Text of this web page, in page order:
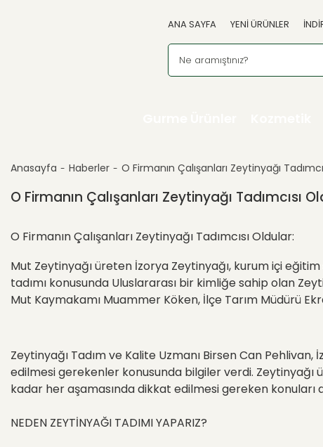
ANA SAYFA YENİ ÜRÜNLER
Anasayfa Haberler O Firmanın Çalışanları Zeytinyağı
O Firmanın Çalışanları Zeytinyağı Tadımcısı
O Firmanın Çalışanları Zeytinyağı Tadımcısı Oldular:
Mut Zeytinyağı üreten İzorya Zeytinyağı, kurum içi
tadımı konusunda Uluslararası bir kimliğe sahip olan
Mut Kaymakamı Muammer Köken, İlçe Tarım Müdürü
Zeytinyağı Tadım ve Kalite Uzmanı Birsen Can
edilmesi gerekenler konusunda bilgiler verdi.
kadar her aşamasında dikkat edilmesi gereken konuları
NEDEN ZEYTİNYAĞI TADIMI YAPARIZ?